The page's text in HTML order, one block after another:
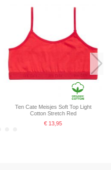
Ten Cate Meisjes Hipster Slip 2Pack
Cotton Stretch Red
Ten Cate Meisjes Soft Top Light
Cotton Stretch Red
€ 13,95